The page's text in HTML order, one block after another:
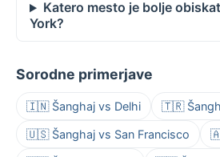
Katero mesto je bolje
York?
Sorodne primerjave
🇮🇳 Šanghaj vs Delhi 🇹🇷
🇺🇸 Šanghaj vs San Francisco